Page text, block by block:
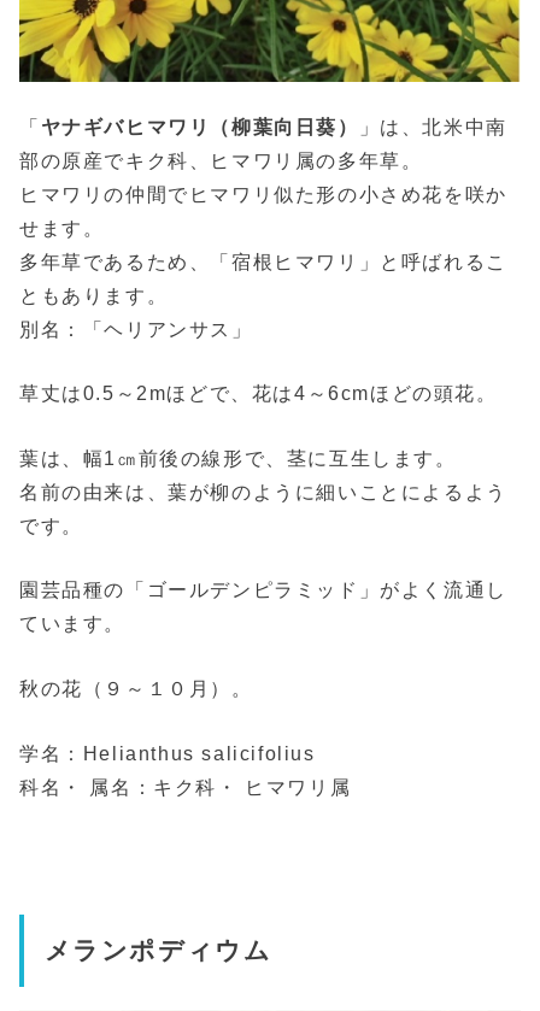
「 ヤナギバヒマワリ（柳葉向日葵）
」は、北米中南
部の原産でキク科、ヒマワリ属の多年草。
ヒマワリの仲間でヒマワリ似た形の小さめ花を咲か
せます。
多年草であるため、「宿根ヒマワリ」と呼ばれるこ
ともあります。
別名：「ヘリアンサス」
草丈は0.5～2mほどで、花は4～6cmほどの頭花。
葉は、幅1㎝前後の線形で、茎に互生します。
名前の由来は、葉が柳のように細いことによるよう
です。
園芸品種の「ゴールデンピラミッド」がよく流通し
ています。
秋の花（９～１０月）。
学名：Helianthus salicifolius
科名・ 属名：キク科・ ヒマワリ属
メランポディウム